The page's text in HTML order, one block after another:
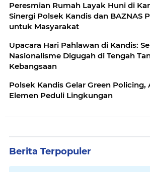
Peresmian Rumah Layak Huni di
Sinergi Polsek Kandis dan BAZNAS
untuk Masyarakat
Upacara Hari Pahlawan di Kandis:
Nasionalisme Digugah di Tengah
Kebangsaan
Polsek Kandis Gelar Green Policing,
Elemen Peduli Lingkungan
Berita Terpopuler